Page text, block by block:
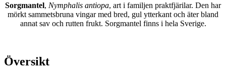
Sorgmantel, Nymphalis antiopa, art i familjen praktfjärilar. Den har
mörkt sammetsbruna vingar med bred, gul ytterkant och äter bland
annat sav och rutten frukt. Sorgmantel finns i hela Sverige.
Översikt